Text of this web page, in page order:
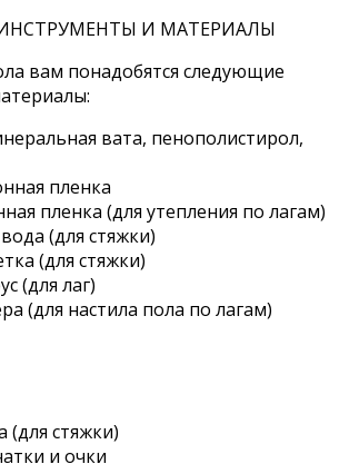
И МАТЕРИАЛЫ
вам понадобятся следующие
вата, пенополистирол,
пленка
пленка (для утепления по лагам)
(для стяжки)
(для стяжки)
(для лаг)
(для настила пола по лагам)
(для стяжки)
и очки